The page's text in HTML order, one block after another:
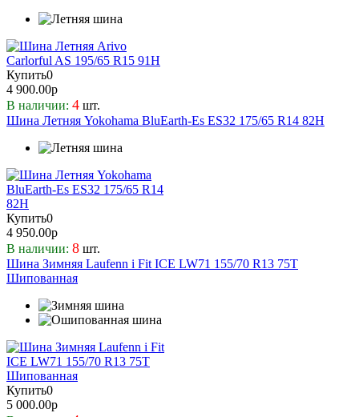
Купить0
4 900.00р
В наличии: 4 шт.
Шина Летняя Yokohama BluEarth-Es ES32 175/65 R14 82H
Купить0
4 950.00р
В наличии: 8 шт.
Шина Зимняя Laufenn i Fit ICE LW71 155/70 R13 75T
Шипованная
Купить0
5 000.00р